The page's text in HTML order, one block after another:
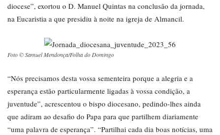
diocese”, exortou o D. Manuel Quintas na conclusão da jornada,
na Eucaristia a que presidiu à noite na igreja de Almancil.
Foto © Samuel Mendonça/Folha do Domingo
“Nós precisamos desta vossa sementeira porque a alegria e a
esperança estão particularmente ligadas à vossa condição, a
juventude”, acrescentou o bispo diocesano, pedindo-lhes ainda
que adiram ao desafio do Papa para que partilhem diariamente
“uma palavra de esperança”. “Partilhai cada dia boas notícias, uma